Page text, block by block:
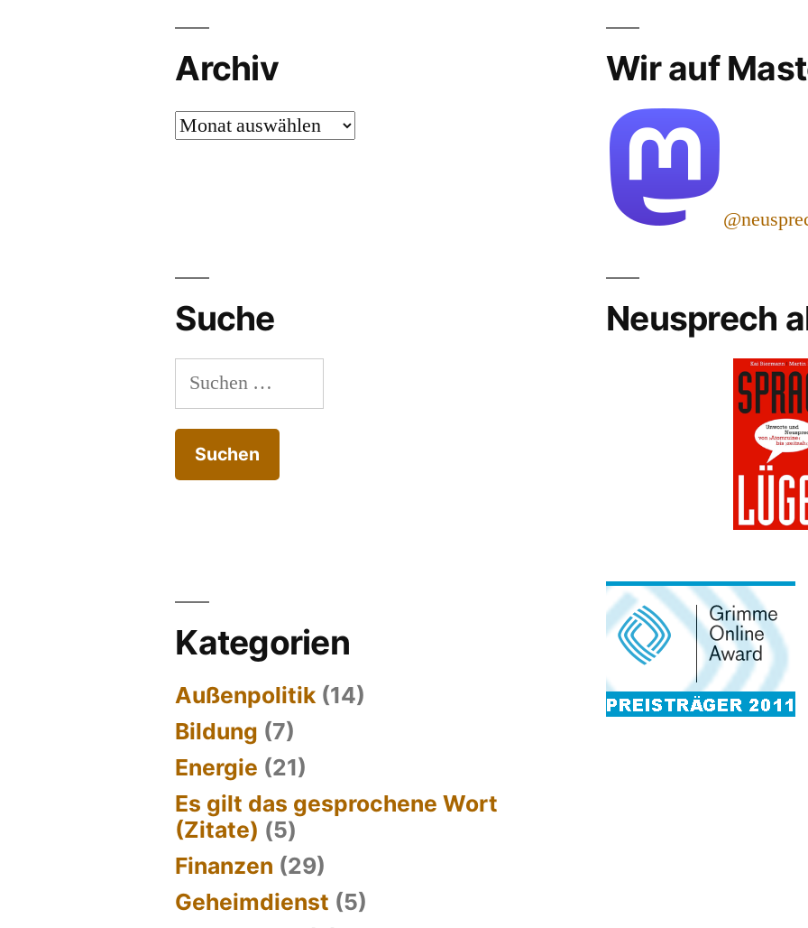
Archiv
Archiv
Wir auf
Suche
Suchen
nach:
Neusprech
Kategorien
Außenpolitik (14)
Bildung (7)
Energie (21)
Es gilt das gesprochene Wort
(Zitate) (5)
Finanzen (29)
Geheimdienst (5)